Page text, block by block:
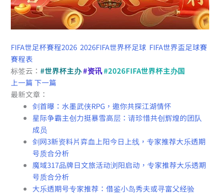
FIFA世足杯賽程2026 2026FIFA世界杯足球 FIFA世界盃足球賽
賽程表
标签云：#世界杯主办#资讯#2026FIFA世界杯主办国
上一篇 下一篇
最新文章：
剑首曝：水墨武侠RPG，邀你共探江湖情怀
星际争霸主创力挺暴雪高层：请珍惜共创辉煌的团队
成员
剑网3新资料片弈血上阳今日上线，专家推荐大乐透期
号质合分析
魔域317品牌日文旅活动浏阳启动，专家推荐大乐透期
号质合分析
大乐透期号专家推荐：借鉴小岛秀夫或寻富父经验